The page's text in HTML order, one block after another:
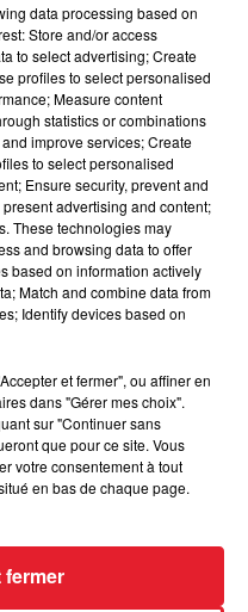
Voir plus
la grand-mère
être son fils
à une ex-escorte
sa bataille...
de la tour
: des désaccords
Gironde : encore
data processing based on
Store and/or access
to select advertising; Create
profiles to select personalised
Measure content
statistics or combinations
improve services; Create
to select personalised
Ensure security, prevent and
advertising and content;
These technologies may
and browsing data to offer
based on information actively
Match and combine data from
Identify devices based on
et fermer", ou affiner en
dans "Gérer mes choix".
sur "Continuer sans
que pour ce site. Vous
votre consentement à tout
en bas de chaque page.
fermer